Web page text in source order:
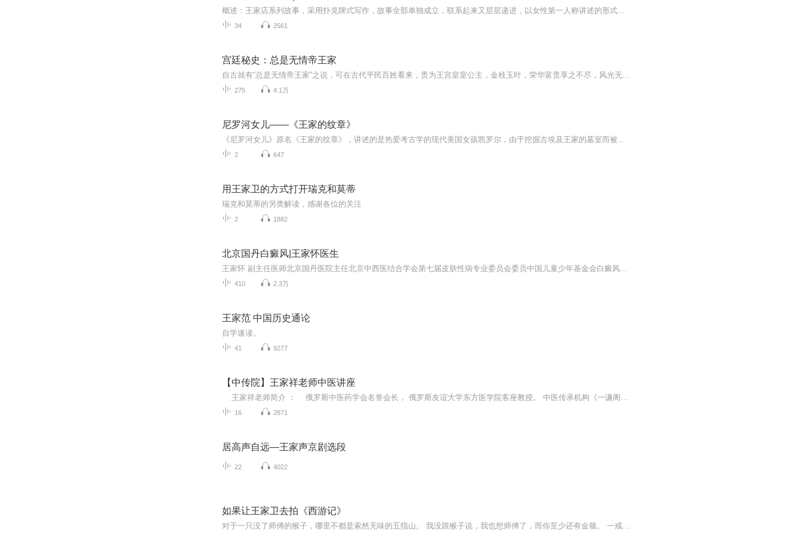
概述：王家店系列故事，采用扑克牌式写作，故事全部单独成立，联系起来又层层递进，以女性第一人称讲述的形式，呈现了一个波谲云诡 、光怪陆离的女性商战、宅斗的传奇故事。看点：1、大女主人设：女性不再是单纯的情感动物，化身成各类运筹帷幄的智慧形象，与男人争天下，与女人争高低，一个个鲜活的女性人物成为故事主角，男性成为绿叶。2、情欲的释放与城府彰显：艺术化的体现女性食色性的欲望元素，但身体与情感往往不再是单一的需求，欲望之下更多的是女性智慧与狠辣的技俩。3、...
34 2561
宫廷秘史：总是无情帝王家
自古就有“总是无情帝王家”之说，可在古代平民百姓看来，贵为王宫皇室公主，金枝玉叶，荣华富贵享之不尽，风光无限。然而，这不过是她们生活十分光鲜的表面而已，其实，这些光环的背后藏匿着鲜为人知的惨淡与痛苦。本专辑中包含许多不为人知的宫廷秘闻。...
275 4.1万
尼罗河女儿——《王家的纹章》
《尼罗河女儿》原名《王家的纹章》，讲述的是热爱考古学的现代美国女孩凯罗尔，由于挖掘古埃及王家的墓室而被女王爱西丝诅咒，跨越时间，返回古代埃及，与埃及王曼菲士相恋的故事。本书以瑰丽奇特的想像，将历史与幻想、战争与爱情融为一体，展现了凯罗尔...
2 647
用王家卫的方式打开瑞克和莫蒂
瑞克和莫蒂的另类解读，感谢各位的关注
2 1882
北京国丹白癜风|王家怀医生
王家怀 副主任医师北京国丹医院主任北京中西医结合学会第七届皮肤性病专业委员会委员中国儿童少年基金会白癜风告白行动爱心大使
410 2.3万
王家范 中国历史通论
自学速读。
41 9277
【中传院】王家祥老师中医讲座
王家祥老师简介 ： 俄罗斯中医药学会名誉会长， 俄罗斯友谊大学东方医学院客座教授。 中医传承机构《一谦阁》创始人；中医骨伤临床著作《杏林心语》作者。北京胜永祥中医创始人。 1996年中医骨伤专业毕业，毕业后师承成都骨科名医李枝华学习一指禅点穴运气推拿法和骨折轻巧复位整复手法，跟诊六年，重点学习股骨头坏死和强直性脊柱炎的治疗。先后拜民间有特色疗法的骨科名家13位为师。 从事中医临床二十余年，汇融各位师父的临床经验，结合自己的临证心得，逐渐形成...
16 2871
居高声自远—王家声京剧选段
22 4022
如果让王家卫去拍《西游记》
对于一只没了师傅的猴子，哪里不都是索然无味的五指山。 我没跟猴子说，我也想师傅了，而你至少还有金箍。 一戒杀生，二戒偷盗，三戒淫，四戒妄语，五戒饮酒，六戒着香华，七戒坐卧高广大床，八戒非时食。 人生如戏，词越背越熟，心越掏越空。我自诩看遍世间险恶，却怎么也猜不着漫漫西行路走到最后竟织成一张无处可逃的网。 文章来自知乎的问题 ；如果是王家卫去拍《西游记》会是怎样的故事？ 每个人心里都有一个西游 生来大圣 少年八戒 中年悟净 老来唐僧 西游又何尝不是一整个人生